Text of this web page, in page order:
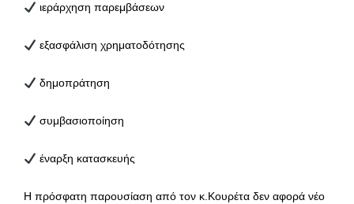
ιεράρχηση παρεμβάσεων
εξασφάλιση χρηματοδότησης
δημοπράτηση
συμβασιοποίηση
έναρξη κατασκευής
Η πρόσφατη παρουσίαση από τον κ.Κουρέτα δεν αφορά νέο